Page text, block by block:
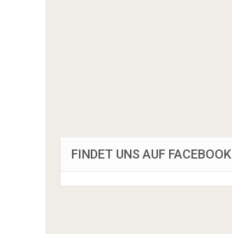
FINDET UNS AUF FACEBOOK